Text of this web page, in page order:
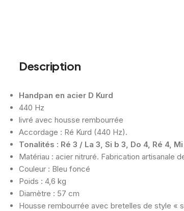
Description
Handpan en acier D Kurd
440 Hz
livré avec housse rembourrée
Accordage : Ré Kurd (440 Hz).
Tonalités : Ré 3 / La 3, Si b 3, Do 4, Ré 4,
Matériau : acier nitruré. Fabrication artisanale
Couleur : Bleu foncé
Poids : 4,6 kg
Diamètre : 57 cm
Housse rembourrée avec bretelles de style «